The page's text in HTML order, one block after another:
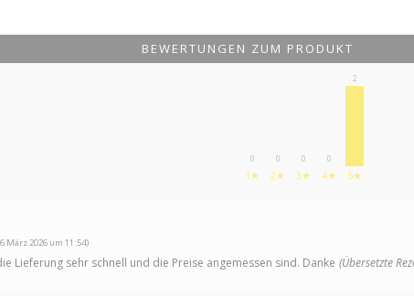
BEWERTUNGEN ZUM PRODUKT
0
1★
0
2★
0
3★
0
4★
2
5★
März 2026 um 11:54)
Lieferung sehr schnell und die Preise angemessen sind. Danke (Übersetzte